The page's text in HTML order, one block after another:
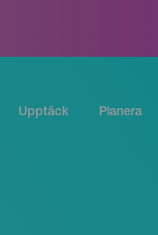
Upptäck Planera